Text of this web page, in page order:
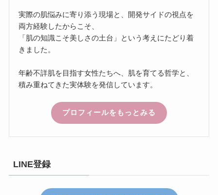
実際の肌悩みに寄り添う現場と、開発サイドの視点を
両方経験したからこそ、
「肌の知識こそ美しさの土台」という考えにたどり着
きました。
年齢不詳肌を目指す女性たちへ、肌を育てる哲学と、
積み重ねてきた実体験を発信しています。
プロフィールをもっとみる
LINE登録